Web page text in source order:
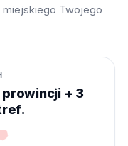
miejskiego Twojego
+ 3